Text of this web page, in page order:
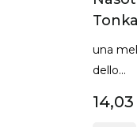
una
dello...